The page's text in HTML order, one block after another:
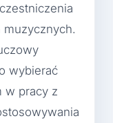
wybierać
w pracy z